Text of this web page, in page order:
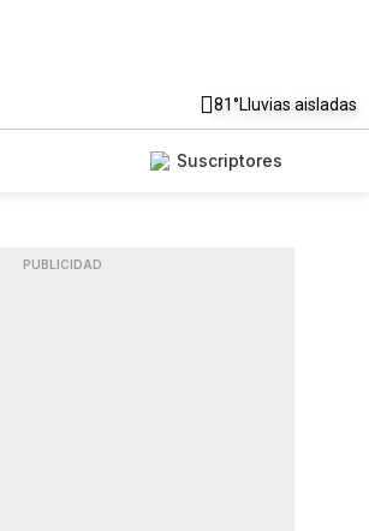
81°Lluvias aisladas
Suscriptores
PUBLICIDAD